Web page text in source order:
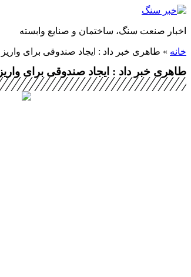
پرش
محتوا
اخبار صنعت سنگ، ساختمان و صنایع وابسته
خانه » طاهری خبر داد : ایجاد صندوقی برای واریز ۵۰ درصد حقوق دولتی معادن
طاهری خبر داد : ایجاد صندوقی برای واریز ۵۰ درصد حقوق دولتی معادن